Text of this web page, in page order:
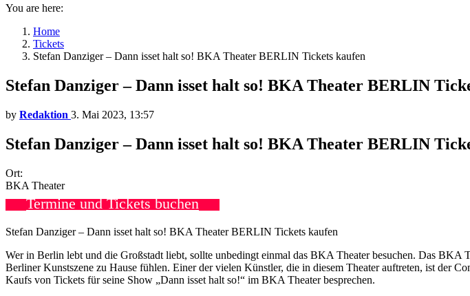
You are here:
Home
Tickets
Stefan Danziger – Dann isset halt so! BKA Theater BERLIN Tickets kaufen
Stefan Danziger – Dann isset halt so! BKA Theater BERLIN
by Redaktion 3. Mai 2023, 13:57
Stefan Danziger – Dann isset halt so! BKA Theater BERLIN
Ort:
BKA Theater
Termine und Tickets buchen
Stefan Danziger – Dann isset halt so! BKA Theater BERLIN Tickets kaufen
Wer in Berlin lebt und die Großstadt liebt, sollte unbedingt einmal das BKA Theater besuchen. Das
Berliner Kunstszene zu Hause fühlen. Einer der vielen Künstler, die in diesem Theater auftreten, ist der
Kaufs von Tickets für seine Show „Dann isset halt so!“ im BKA Theater besprechen.